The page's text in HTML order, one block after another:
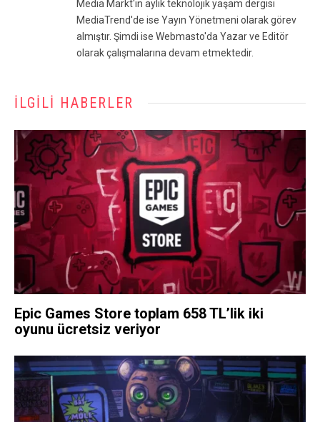
Media Markt'ın aylık teknolojik yaşam dergisi
MediaTrend'de ise Yayın Yönetmeni olarak görev
almıştır. Şimdi ise Webmasto'da Yazar ve Editör
olarak çalışmalarına devam etmektedir.
İLGILI HABERLER
Epic Games Store toplam 658 TL’lik iki
oyunu ücretsiz veriyor